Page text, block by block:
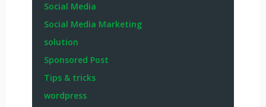
Social Media
Social Media Marketing
solution
Sponsored Post
Tips & tricks
wordpress